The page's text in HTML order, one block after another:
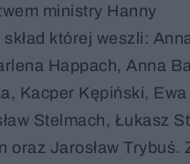
ministry Hanny
której weszli:
Happach, Anna
Kacper Kępiński, Ewa
Stelmach, Łukasz
oraz Jarosław Trybuś.